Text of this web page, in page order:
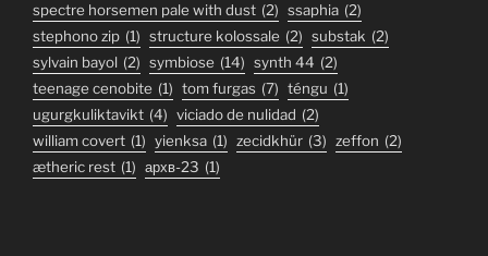
spectre horsemen pale with dust (2) ssaphia (2)
stephono zip (1) structure kolossale (2) substak (2)
sylvain bayol (2) symbiose (14) synth 44 (2)
teenage cenobite (1) tom furgas (7) téngu (1)
ugurgkuliktavikt (4) viciado de nulidad (2)
william covert (1) yienksa (1) zecidkhür (3) zeffon (2)
ætheric rest (1) архв-23 (1)